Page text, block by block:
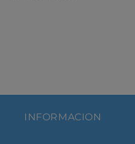
INFORMACION